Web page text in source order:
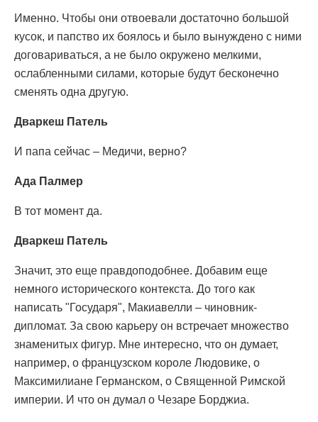
Именно. Чтобы они отвоевали достаточно большой
кусок, и папство их боялось и было вынуждено с ними
договариваться, а не было окружено мелкими,
ослабленными силами, которые будут бесконечно
сменять одна другую.
Дваркеш Патель
И папа сейчас – Медичи, верно?
Ада Палмер
В тот момент да.
Дваркеш Патель
Значит, это еще правдоподобнее. Добавим еще
немного исторического контекста. До того как
написать "Государя", Макиавелли – чиновник-
дипломат. За свою карьеру он встречает множество
знаменитых фигур. Мне интересно, что он думает,
например, о французском короле Людовике, о
Максимилиане Германском, о Священной Римской
империи. И что он думал о Чезаре Борджиа.